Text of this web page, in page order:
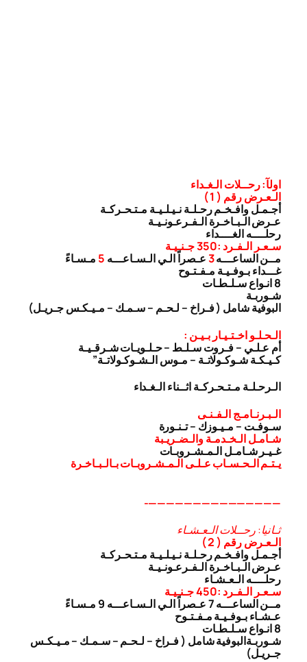
اولآ: رحــلات الـغـداء
الـعـرض رقم ( 1 )
أجـمـل وافـخـم رحـلـة نـيـلـيـة مـتـحـركـة
عـرض الـبـاخـرة الـفـرعـونـيـة
رحلــــه الغــــداء
سـعـر الـفـرد :350 جـنـيـة
مــن الساعـــه3عـصراً الـي الـسـاعـــه 5 مـسـاءً
غـــداء بـوفـيـة مـفـتـوح
8 انـواع سـلـطـات
شـوربـة
البوفية شامل ( فـراخ – لـحـم – سـمـك – مـيـكـس جـريـل)
الـحـلـو اخـتـيـار بـيـن :
أم عـلـي – فـروت سـلـط – حـلـويـات شـرقـيـة
كـيـكـة شـوكـولاتـة – مـوس الـشـوكـولاتـة”
الـرحـلـة مـتـحـركـة اثــناء الـغـداء
الـبـرنـامـج الـفـنـى
سـوفـت – مـيـوزك – تـنـورة
شـامـل الـخـدمـة والـضـريـبة
غـيـر شـامـل الـمـشـروبـات
يـتـم الـحـسـاب عـلـى الـمـشـروبـات بـالـبـاخـرة
———————————————-
ثـانيا: رحــلات الـعـشـاء
الـعـرض رقم ( 2 )
أجـمـل وافـخـم رحـلـة نـيـلـيـة مـتـحـركـة
عـرض الـبـاخـرة الـفـرعـونـيـة
رحلــــه الـعـشـاء
سـعـر الـفـرد :450 جـنـيـة
مــن الساعـــه 7 عـصراً الـي الـسـاعـــه 9 مـسـاءً
عـشـاء بـوفـيـة مـفـتـوح
8 انـواع سـلـطـات
شـوربـةالبوفية شامل ( فـراخ – لـحـم – سـمـك – مـيـكـس
جـريـل)